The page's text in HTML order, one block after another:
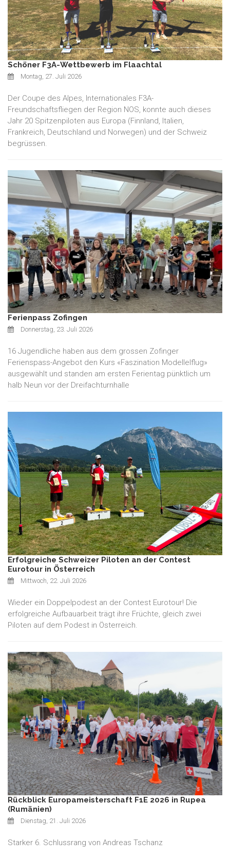
Schöner F3A-Wettbewerb im Flaachtal
Montag, 27. Juli 2026
Der Coupe des Alpes, Internationales F3A-
Freundschaftsfliegen der Region NOS, konnte auch dieses
Jahr 20 Spitzenpiloten aus Europa (Finnland, Italien,
Frankreich, Deutschland und Norwegen) und der Schweiz
begrüssen.
Ferienpass Zofingen
Donnerstag, 23. Juli 2026
16 Jugendliche haben aus dem grossen Zofinger
Ferienspass-Angebot den Kurs «Faszination Modellelflug»
ausgewählt und standen am ersten Ferientag pünktlich um
halb Neun vor der Dreifachturnhalle
Erfolgreiche Schweizer Piloten an der Contest
Eurotour in Österreich
Mittwoch, 22. Juli 2026
Wieder ein Doppelpodest an der Contest Eurotour! Die
erfolgreiche Aufbauarbeit trägt ihre Früchte, gleich zwei
Piloten auf dem Podest in Österreich.
Rückblick Europameisterschaft F1E 2026 in Rupea
(Rumänien)
Dienstag, 21. Juli 2026
Starker 6. Schlussrang von Andreas Tschanz